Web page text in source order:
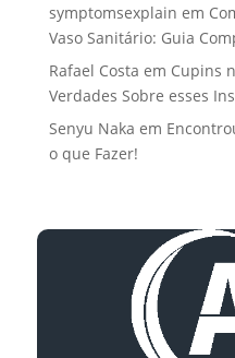
symptomsexplain em
Vaso Sanitário: Guia
Rafael Costa em Cupins
Verdades Sobre esses
Senyu Naka em
o que Fazer!